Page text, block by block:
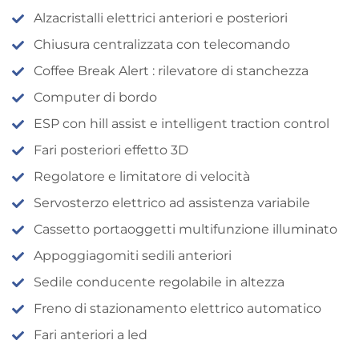
Alzacristalli elettrici anteriori e posteriori
Chiusura centralizzata con telecomando
Coffee Break Alert : rilevatore di stanchezza
Computer di bordo
ESP con hill assist e intelligent traction control
Fari posteriori effetto 3D
Regolatore e limitatore di velocità
Servosterzo elettrico ad assistenza variabile
Cassetto portaoggetti multifunzione illuminato
Appoggiagomiti sedili anteriori
Sedile conducente regolabile in altezza
Freno di stazionamento elettrico automatico
Fari anteriori a led